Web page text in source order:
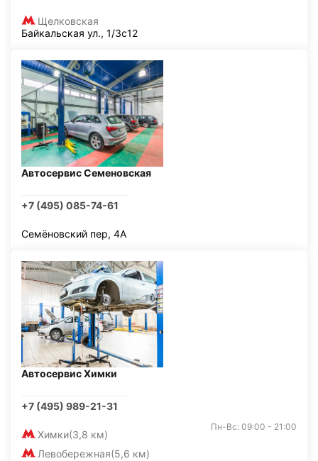
Щелковская
Байкальская ул., 1/3с12
Автосервис Семеновская
+7 (495) 085-74-61
Семёновский пер, 4А
Автосервис Химки
+7 (495) 989-21-31
Химки(3,8 км)
Левобережная(5,6 км)
Пн-Вс: 09:00 - 21:00